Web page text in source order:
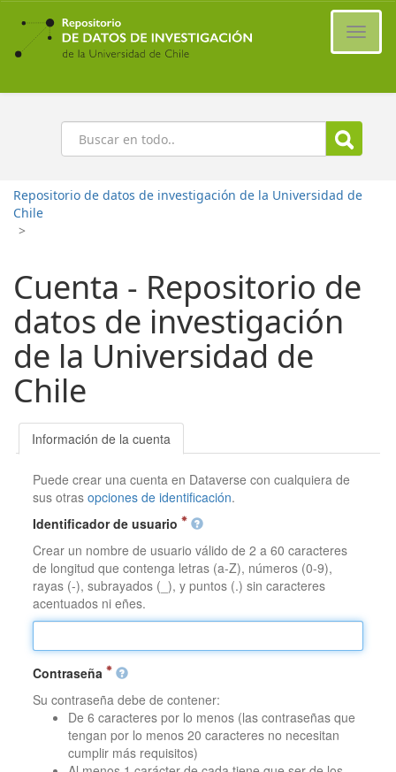
Ir
contenido
principal
Buscar
Repositorio de datos de investigación de la Universidad de
Chile
>
Cuenta - Repositorio de
datos de investigación
de la Universidad de
Chile
Información de la cuenta
Puede crear una cuenta en Dataverse con cualquiera de
sus otrasopciones de identificación.
Identificador de usuario
Crear un nombre de usuario válido de 2 a 60 caracteres
de longitud que contenga letras (a-Z), números (0-9),
rayas (-), subrayados (_), y puntos (.) sin caracteres
acentuados ni eñes.
Contraseña
Su contraseña debe de contener:
De 6 caracteres por lo menos (las contraseñas que
tengan por lo menos 20 caracteres no necesitan
cumplir más requisitos)